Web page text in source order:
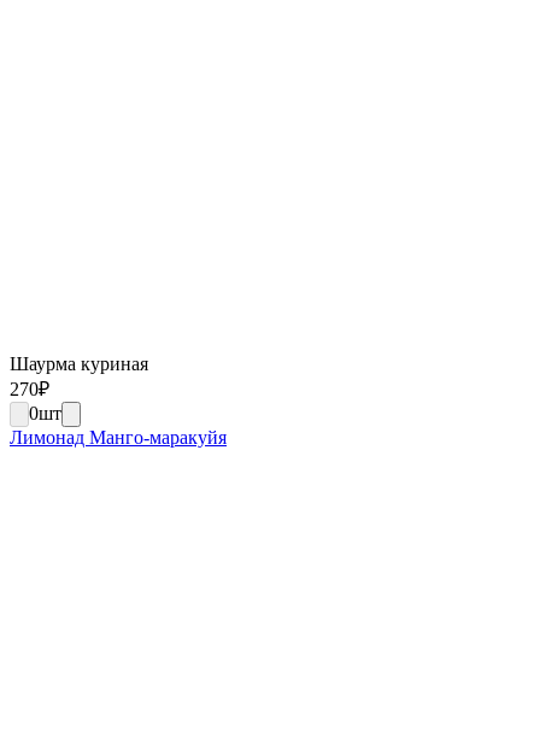
Шаурма куриная
270₽
0шт
Лимонад Манго-маракуйя